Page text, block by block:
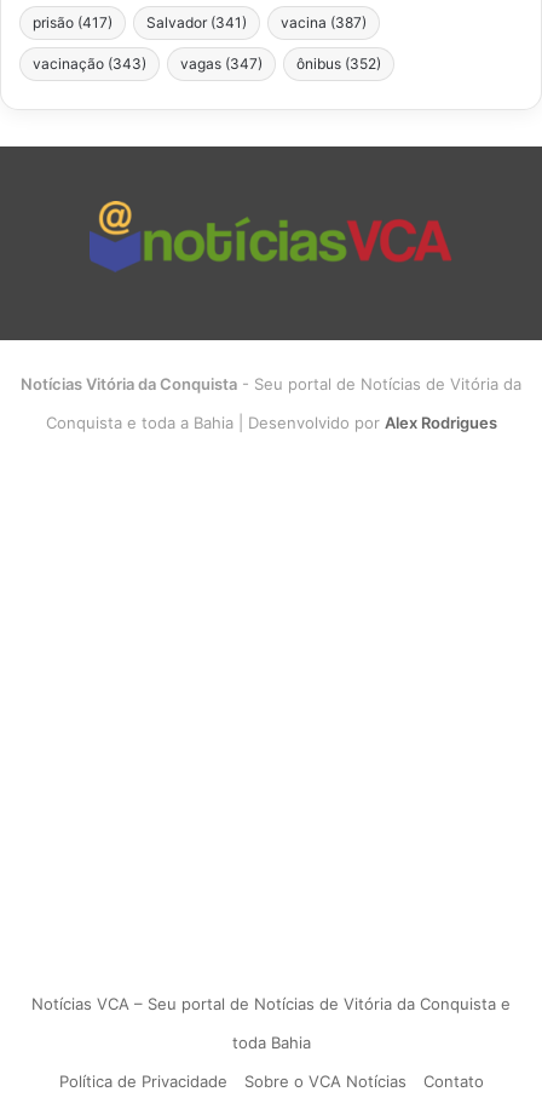
prisão (417) Salvador (341) vacina (387)
vacinação (343) vagas (347) ônibus (352)
Notícias Vitória da Conquista - Seu portal de Notícias de Vitória da
Conquista e toda a Bahia | Desenvolvido por Alex Rodrigues
Notícias VCA – Seu portal de Notícias de Vitória da Conquista e
toda Bahia
Política de Privacidade
Sobre o VCA Notícias Contato